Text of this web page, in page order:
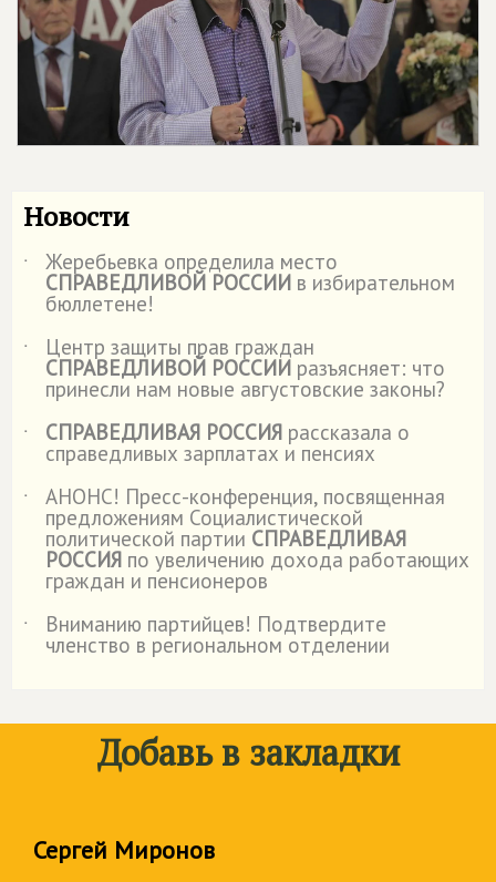
Новости
˙ Жеребьевка определила место
СПРАВЕДЛИВОЙ РОССИИ в избирательном
бюллетене!
˙
Центр защиты прав граждан
СПРАВЕДЛИВОЙ РОССИИ разъясняет: что
принесли нам новые августовские законы?
˙
СПРАВЕДЛИВАЯ РОССИЯ рассказала о
справедливых зарплатах и пенсиях
˙
АНОНС! Пресс-конференция, посвященная
предложениям Социалистической
политической партии СПРАВЕДЛИВАЯ
РОССИЯ по увеличению дохода работающих
граждан и пенсионеров
˙
Вниманию партийцев! Подтвердите
членство в региональном отделении
Добавь в закладки
Сергей Миронов